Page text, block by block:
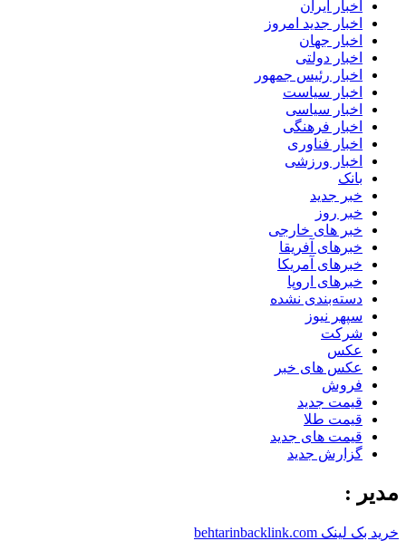
اخبار ایران
اخبار جدید امروز
اخبار جهان
اخبار دولتی
اخبار رئیس جمهور
اخبار سیاست
اخبار سیاسی
اخبار فرهنگی
اخبار فناوری
اخبار ورزشی
بانک
خبر جدید
خبر روز
خبر های خارجی
خبرهای آفریقا
خبرهای آمریکا
خبرهای اروپا
دسته‌بندی نشده
سپهر نیوز
شرکت
عکس
عکس های خبر
فروش
قیمت جدید
قیمت طلا
قیمت های جدید
گزارش جدید
مدیر :
خرید بک لینک behtarinbacklink.com